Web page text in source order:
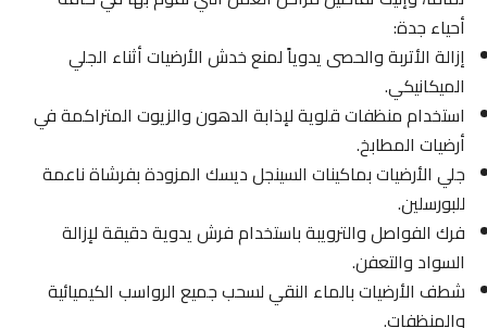
أحياء جدة:
إزالة الأتربة والحصى يدوياً لمنع خدش الأرضيات أثناء الجلي
الميكانيكي.
استخدام منظفات قلوية لإذابة الدهون والزيوت المتراكمة في
أرضيات المطابخ.
جلي الأرضيات بماكينات السينجل ديسك المزودة بفرشاة ناعمة
للبورسلين.
فرك الفواصل والترويبة باستخدام فرش يدوية دقيقة لإزالة
السواد والتعفن.
شطف الأرضيات بالماء النقي لسحب جميع الرواسب الكيميائية
والمنظفات.